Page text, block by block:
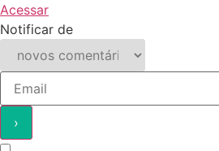
Acessar
Notificar de